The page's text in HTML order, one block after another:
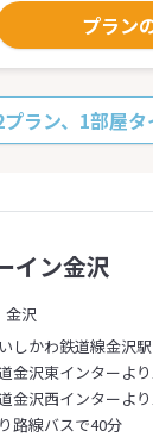
プラン
プラン、1部屋
イン金沢
金沢
しかわ鉄道線金沢
金沢東インターよ
金沢西インターよ
路線バスで40分